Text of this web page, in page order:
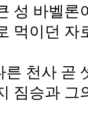
성 바벨론
먹이던 자
른 천사 곧
짐승과 그